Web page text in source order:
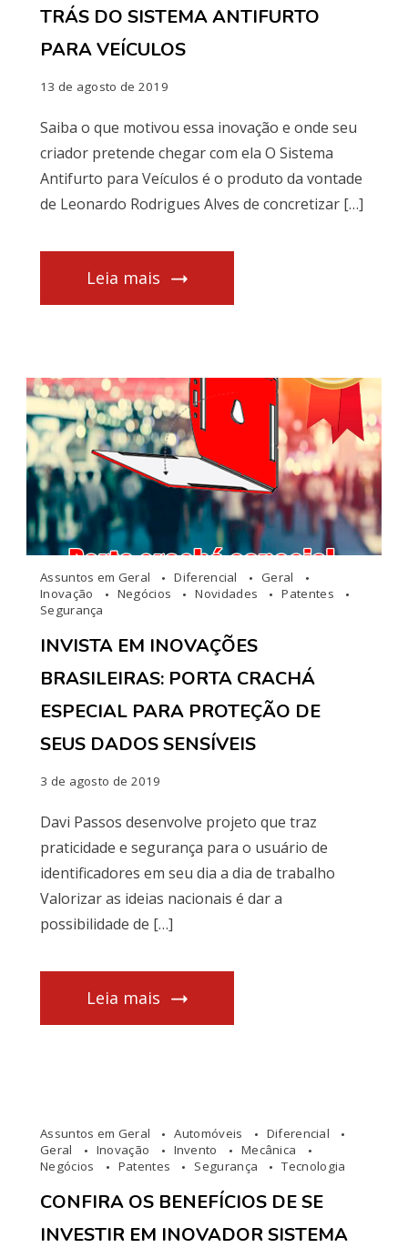
TRÁS DO SISTEMA ANTIFURTO
PARA VEÍCULOS
13 de agosto de 2019
Saiba o que motivou essa inovação e onde seu
criador pretende chegar com ela O Sistema
Antifurto para Veículos é o produto da vontade
de Leonardo Rodrigues Alves de concretizar […]
Leia mais
Assuntos em Geral Diferencial
Geral
Inovação
Negócios Novidades
Patentes
Segurança
INVISTA EM INOVAÇÕES
BRASILEIRAS: PORTA CRACHÁ
ESPECIAL PARA PROTEÇÃO DE
SEUS DADOS SENSÍVEIS
3 de agosto de 2019
Davi Passos desenvolve projeto que traz
praticidade e segurança para o usuário de
identificadores em seu dia a dia de trabalho
Valorizar as ideias nacionais é dar a
possibilidade de […]
Leia mais
Assuntos em Geral Automóveis
Diferencial
Geral
Inovação Invento
Mecânica
Negócios
Patentes Segurança Tecnologia
CONFIRA OS BENEFÍCIOS DE SE
INVESTIR EM INOVADOR SISTEMA